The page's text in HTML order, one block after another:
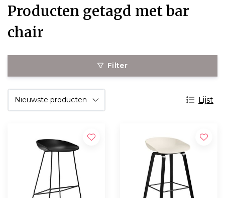
Producten getagd met bar
chair
Filter
Lijst